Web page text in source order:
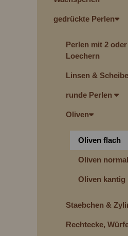
gedrückte Perlen
Perlen mit 2 oder
Loechern
Linsen &
runde Perlen
Oliven
Oliven flach
Oliven normal
Oliven kantig
Staebchen &
Rechtecke,